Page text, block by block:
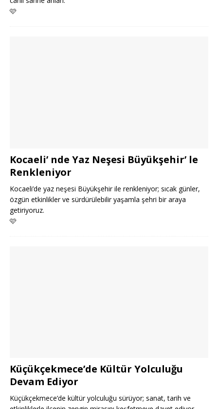
🩷
Kocaeli’ nde Yaz Neşesi Büyükşehir’ le
Renkleniyor
Kocaeli’de yaz neşesi Büyükşehir ile renkleniyor; sıcak günler,
özgün etkinlikler ve sürdürülebilir yaşamla şehri bir araya
getiriyoruz.
🩷
Küçükçekmece’de Kültür Yolculuğu
Devam Ediyor
Küçükçekmece’de kültür yolculuğu sürüyor; sanat, tarih ve